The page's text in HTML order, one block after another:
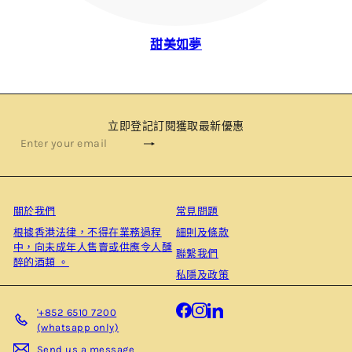
甜美如夢
立即登記訂閱獲取最新優惠
Subscribe
Enter
email
關於我們
根據⾹港法律，不得在業務過程
中，向未成年⼈售賣或供應令⼈醺
醉的酒類 。
常見問題
細則及條款
聯繫我們
私隱及政策
'+852 6510 7200
(whatsapp only)
Send us a message
Facebook
Instagram
LinkedIn